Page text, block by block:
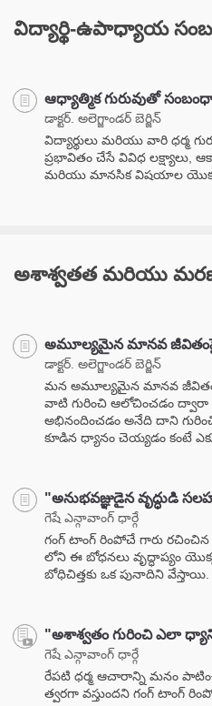
విద్యార్థి-ఉపాధ్యాయ
ఆధ్యాత్మిక గురువుతో
డాక్టర్. అలెగ్జాండర్ బెర్జిన్
విద్యార్థులు మరియు వారి ధర్మ
ప్రభావితం చేసే వివిధ లక్ష్యాలు,
మరియు మానసిక విషయాల
అశాశ్వతత మరియు
అమూల్యమైన మానవ
డాక్టర్. అలెగ్జాండర్ బెర్జిన్
మన అమూల్యమైన మానవ
వాటి గురించి ఆలోచించడం ద్వారా
అభినందించడం అనేది దాని
కూడిన ధ్యానం చెయ్యడం కంటే
"అనుభవజ్ఞుడైన వృద్ధుడి
గెషే ఎన్గావాంగ్ ధార్గే
గంగ్ టాంగ్ రింపోచే గారు రచించిన
లోని ఈ బోధనలు వృద్ధాప్యం
బోధిచిత్తకు ఒక పునాదిని వేస్తాయి.
"అశాశ్వతం గురించి ఎలా
గెషే ఎన్గావాంగ్ ధార్గే
రేపటి ధర్మ ఆచారాన్ని మనం
త్వరగా వస్తుందని గంగ్ టాంగ్